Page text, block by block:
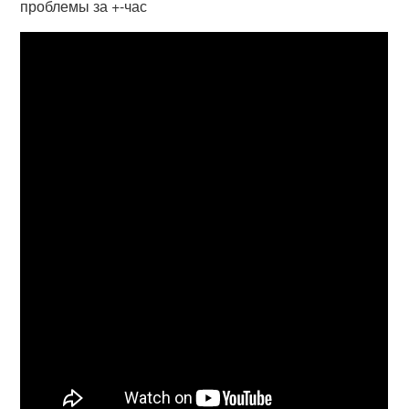
проблемы за +-час